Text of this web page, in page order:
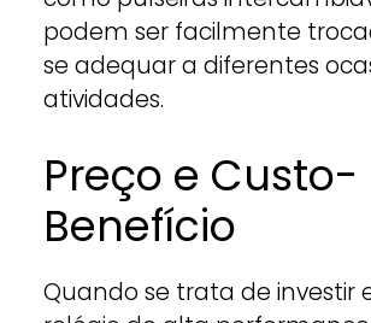
podem ser facilmente
se adequar a diferentes
atividades.
Preço e Custo-
Benefício
Quando se trata de investir